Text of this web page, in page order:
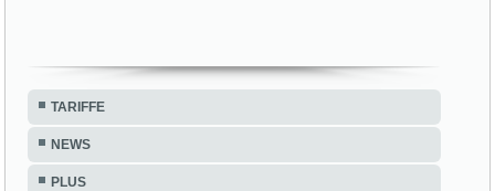
TARIFFE
NEWS
PLUS